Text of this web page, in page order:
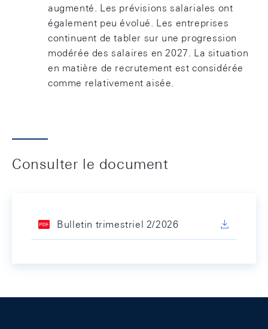
augmenté. Les prévisions salariales ont
également peu évolué. Les entreprises
continuent de tabler sur une progression
modérée des salaires en 2027. La situation
en matière de recrutement est considérée
comme relativement aisée.
Consulter le document
Bulletin trimestriel 2/2026